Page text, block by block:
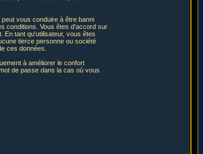
vous conduire à être banni
conditions. Vous êtes d'accord sur
En tant qu'utilisateur, vous êtes
tierce personne ou société
ces données.
à améliorer le confort
de passe dans la cas où vous